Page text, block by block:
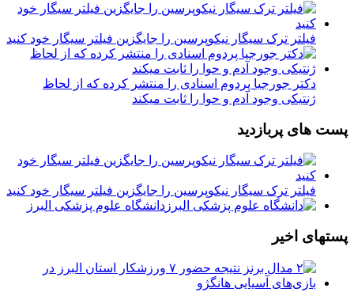
فیلتر ترک سیگار نیکوپرسین را جایگزین فیلتر سیگار خود کنید
دکتر جورجیا پردوم اسنادی را منتشر کرده که از لحاظ
ژنتیکی وجود آدم و حوا را ثابت میکند
پست های پربازدید
فیلتر ترک سیگار نیکوپرسین را جایگزین فیلتر سیگار خود کنید
دانشگاه علوم پزشکی البرز
پستهای اخیر